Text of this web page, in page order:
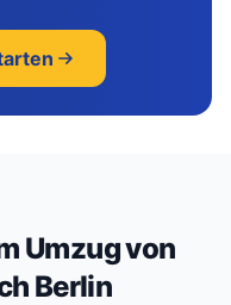
Umzug von
Berlin